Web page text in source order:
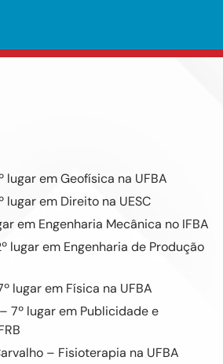
lugar em Geofísica na UFBA
lugar em Direito na UESC
em Engenharia Mecânica no IFBA
lugar em Engenharia de Produção
lugar em Física na UFBA
7º lugar em Publicidade e
– Fisioterapia na UFBA